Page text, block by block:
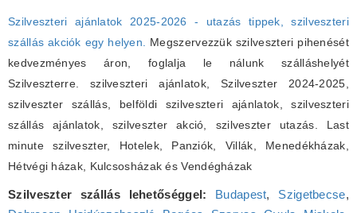
Szilveszteri ajánlatok 2025-2026 - utazás tippek, szilveszteri
szállás akciók egy helyen.
Megszervezzük szilveszteri pihenését
kedvezményes áron, foglalja le nálunk szálláshelyét
Szilveszterre. szilveszteri ajánlatok, Szilveszter 2024-2025,
szilveszter szállás, belföldi szilveszteri ajánlatok, szilveszteri
szállás ajánlatok, szilveszter akció, szilveszter utazás. Last
minute szilveszter, Hotelek, Panziók, Villák, Menedékházak,
Hétvégi házak, Kulcsosházak és Vendégházak
Szilveszter szállás lehetőséggel: Budapest, Szigetbecse,